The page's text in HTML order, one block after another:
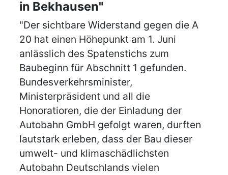
in Bekhausen"
"Der sichtbare Widerstand gegen die A
20 hat einen Höhepunkt am 1. Juni
anlässlich des Spatenstichs zum
Baubeginn für Abschnitt 1 gefunden.
Bundesverkehrsminister,
Ministerpräsident und all die
Honoratioren, die der Einladung der
Autobahn GmbH gefolgt waren, durften
lautstark erleben, dass der Bau dieser
umwelt- und klimaschädlichsten
Autobahn Deutschlands vielen